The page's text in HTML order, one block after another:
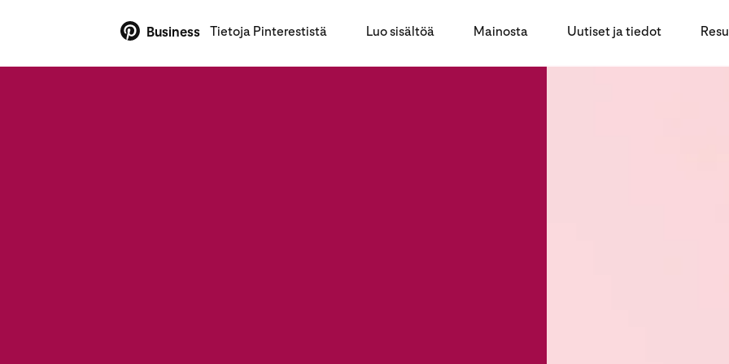
Business Tietoja Pinterestistä Luo sisältöä Mainosta Uutiset ja tiedot